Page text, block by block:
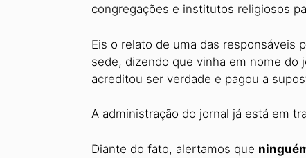
congregações e institutos religiosos
Eis o relato de uma das responsáveis
sede, dizendo que vinha em nome do
acreditou ser verdade e pagou a
A administração do jornal já está em
Diante do fato, alertamos que